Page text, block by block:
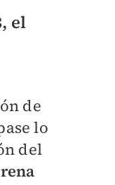
el
de
lo
del